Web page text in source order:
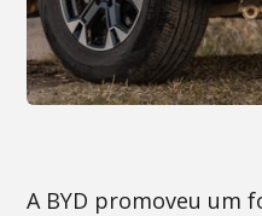
A BYD promoveu um